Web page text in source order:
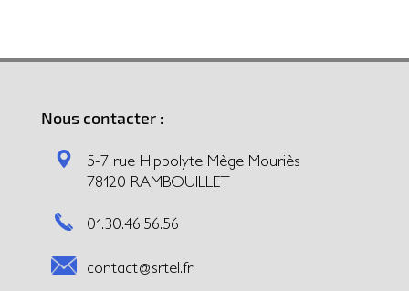
Nous contacter :
5-7 rue Hippolyte Mège Mouriès
78120 RAMBOUILLET
01.30.46.56.56
contact@srtel.fr